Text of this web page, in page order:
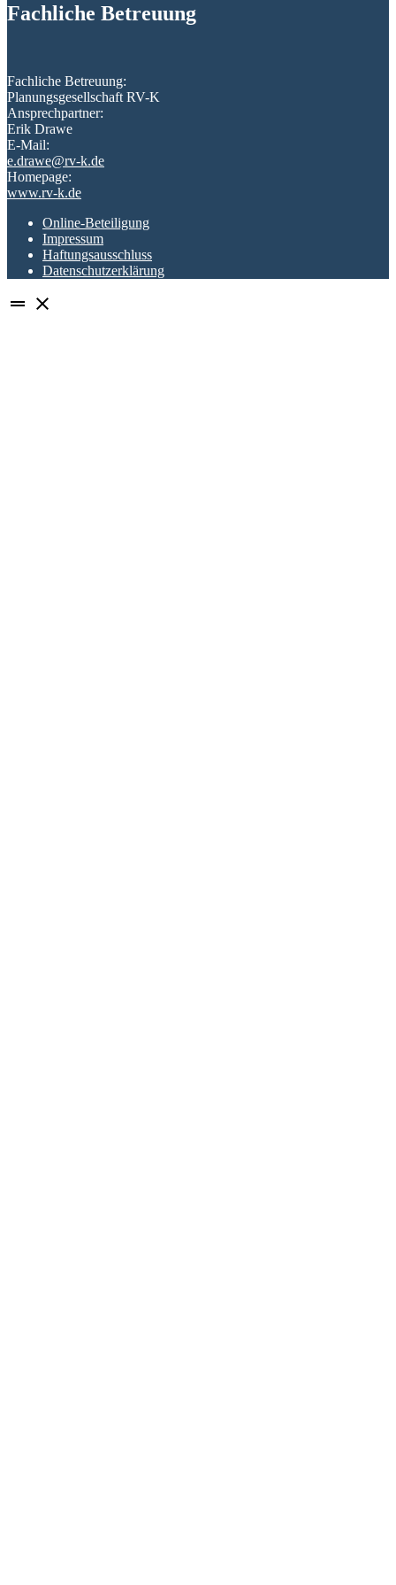
Fachliche Betreuung
Fachliche Betreuung:
Planungsgesellschaft RV-K
Ansprechpartner:
Erik Drawe
E-Mail:
e.drawe@rv-k.de
Homepage:
www.rv-k.de
Online-Beteiligung
Impressum
Haftungsausschluss
Datenschutzerklärung
drag_handle close